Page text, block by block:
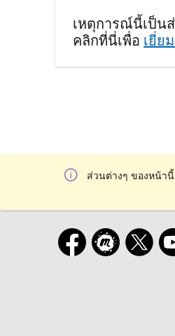
เหตุการณ์นี้เป็น
คลิกที่นี่เพื่อ เยี่ย
ส่วนต่างๆ ของหน้า